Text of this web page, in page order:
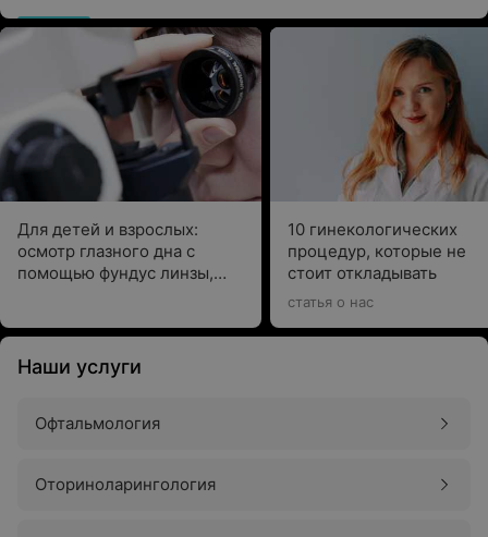
Для детей и взрослых:
осмотр глазного дна с
помощью фундус линзы,
10 гинекологических
процедур, которые не
стоит откладывать
статья о нас
Наши услуги
Офтальмология
Оториноларингология